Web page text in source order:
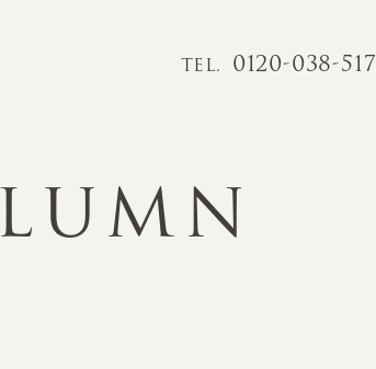
TEL. 0120-038-517